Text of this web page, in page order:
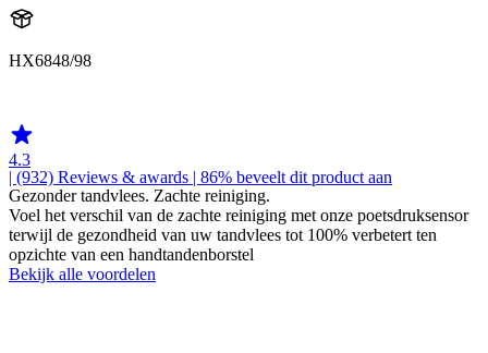
HX6848/98
4.3
| (932) Reviews & awards | 86% beveelt dit product aan
Gezonder tandvlees. Zachte reiniging.
Voel het verschil van de zachte reiniging met onze poetsdruksensor
terwijl de gezondheid van uw tandvlees tot 100% verbetert ten
opzichte van een handtandenborstel
Bekijk alle voordelen